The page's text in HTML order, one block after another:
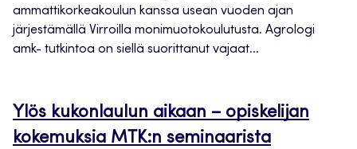
ammattikorkeakoulun kanssa usean vuoden ajan
järjestämällä Virroilla monimuotokoulutusta. Agrologi
amk- tutkintoa on siellä suorittanut vajaat...
Ylös kukonlaulun aikaan – opiskelijan
kokemuksia MTK:n seminaarista